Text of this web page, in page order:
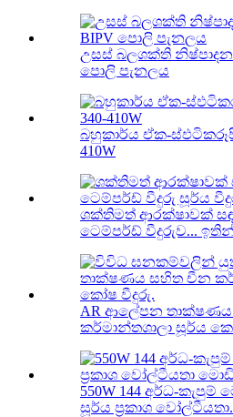
උසස් බලශක්ති
පොලි පැනලය
බහුකාර්ය ඒක-
410W
ශක්තිමත් ආරක්ෂාවක්
ටෙම්පර්ඩ් වීදුරුව...
AR ආලේපන
කර්මාන්තශාලා සූර්ය
550W 144 අර්ධ-
සූර්ය ප්‍රකාශ